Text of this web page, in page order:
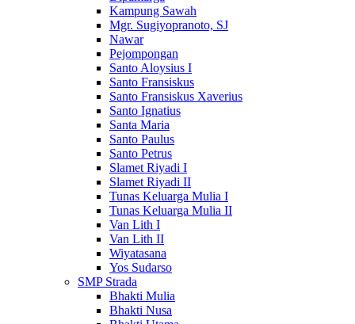
Kampung Sawah
Mgr. Sugiyopranoto, SJ
Nawar
Pejompongan
Santo Aloysius I
Santo Fransiskus
Santo Fransiskus Xaverius
Santo Ignatius
Santa Maria
Santo Paulus
Santo Petrus
Slamet Riyadi I
Slamet Riyadi II
Tunas Keluarga Mulia I
Tunas Keluarga Mulia II
Van Lith I
Van Lith II
Wiyatasana
Yos Sudarso
SMP Strada
Bhakti Mulia
Bhakti Nusa